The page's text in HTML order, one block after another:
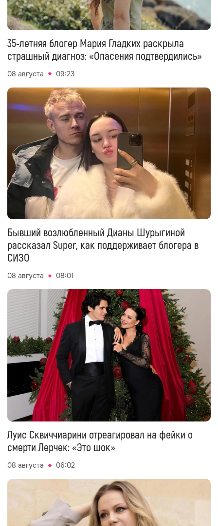
35-летняя блогер Мария Гладких раскрыла
страшный диагноз: «Опасения подтвердились»
08 августа 09:23
Бывший возлюбленный Дианы Шурыгиной
рассказал Super, как поддерживает блогера в
СИЗО
08 августа 08:01
Луис Сквиччиарини отреагировал на фейки о
смерти Лерчек: «Это шок»
08 августа 06:02